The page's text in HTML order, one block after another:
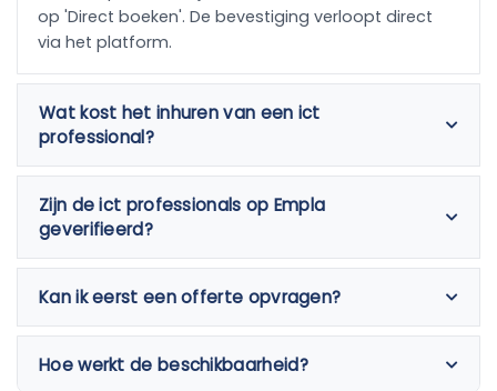
op 'Direct boeken'. De bevestiging verloopt direct
via het platform.
Wat kost het inhuren van een ict
professional?
Zijn de ict professionals op Empla
geverifieerd?
Kan ik eerst een offerte opvragen?
Hoe werkt de beschikbaarheid?